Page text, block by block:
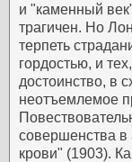
и "каменный
трагичен. Но
терпеть
гордостью, и
достоинство, в
неотъемлемое
совершенства в
крови" (1903).